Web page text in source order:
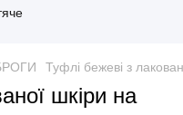
Туфлі бежеві з
шкіри на